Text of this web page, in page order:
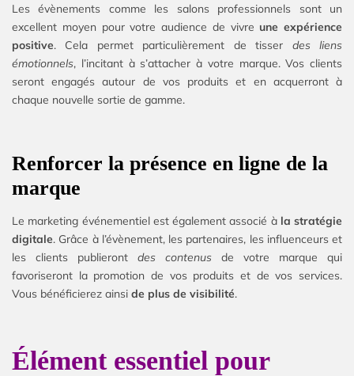
Les évènements comme les salons professionnels sont un
excellent moyen pour votre audience de vivre une expérience
positive. Cela permet particulièrement de tisser des liens
émotionnels, l’incitant à s’attacher à votre marque. Vos clients
seront engagés autour de vos produits et en acquerront à
chaque nouvelle sortie de gamme.
Renforcer la présence en ligne de la
marque
Le marketing événementiel est également associé à la stratégie
digitale. Grâce à l’évènement, les partenaires, les influenceurs et
les clients publieront des contenus de votre marque qui
favoriseront la promotion de vos produits et de vos services.
Vous bénéficierez ainsi de plus de visibilité.
Élément essentiel pour